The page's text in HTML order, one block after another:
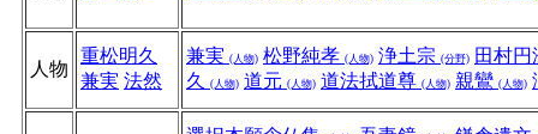
人物
重松明久
兼実 法然
兼実 (人物) 松野純孝 (人物) 浄土宗 (分野) 田村
久
(人物) 道元 (人物) 道法拭道尊 (人物) 親鸞 (人物)